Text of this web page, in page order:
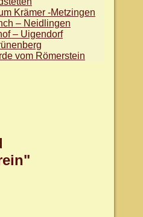
Krämer -Metzingen
– Neidlingen
– Uigendorf
vom Römerstein